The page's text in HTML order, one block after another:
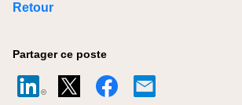
Retour
Partager ce poste